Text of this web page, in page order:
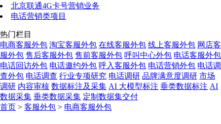
北京联通4G卡号营销业务
电话营销类项目
热门栏目
电商客服外包 淘宝客服外包 在线客服外包 线上客服外包 网店客
服外包 售后客服外包 售前客服外包 呼叫中心外包 电话客服外包
电话回访外包 电话邀约外包 呼入客服外包 电话营销外包 电话调
查外包 电话调查 行业专项研究 电话调研 品牌满意度调研 市场
调研 内容审核 数据标注及采集 AI 大模型标注 垂类数据标注 AI
数据采集 垂类数据采集 定制数据集交付
首页 > 客服外包 > 电商客服外包